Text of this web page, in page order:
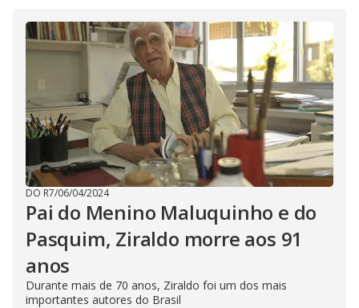
DO R7/06/04/2024
Pai do Menino Maluquinho e do
Pasquim, Ziraldo morre aos 91
anos
Durante mais de 70 anos, Ziraldo foi um dos mais
importantes autores do Brasil